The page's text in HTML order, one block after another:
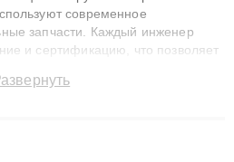
современное
запчасти. Каждый инженер
и сертификацию, что позволяет
до 3 лет. Наши мастера